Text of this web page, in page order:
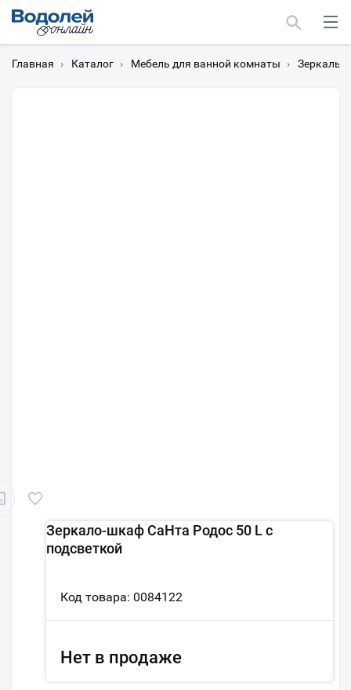
Главная › Каталог › Мебель для ванной комнаты ›
Зеркало-шкаф СаНта Родос 50 L с
подсветкой
Код товара: 0084122
Нет в продаже